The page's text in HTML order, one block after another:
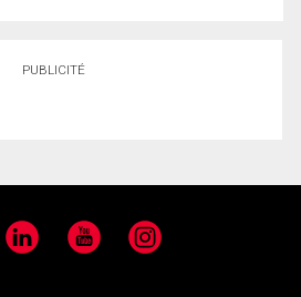
PUBLICITÉ
LinkedIn YouTube Instagram